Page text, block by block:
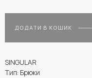
ДОДАТИ В КОШИК
SINGULAR
Тип: Брюки